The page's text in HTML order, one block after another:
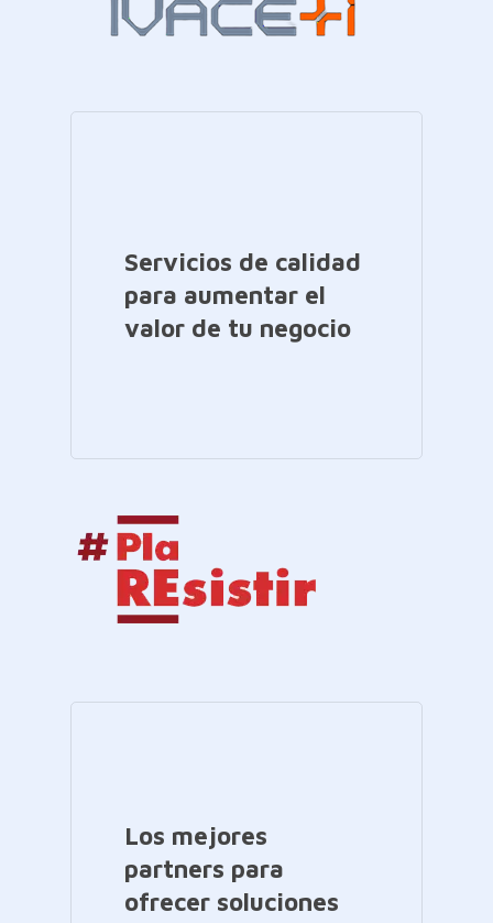
Servicios de calidad
para aumentar el
valor de tu negocio
Los mejores
partners para
ofrecer soluciones